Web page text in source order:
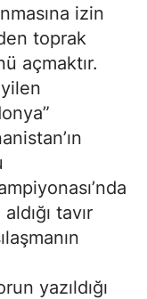
izin
toprak
açmaktır.
tavır
yazıldığı